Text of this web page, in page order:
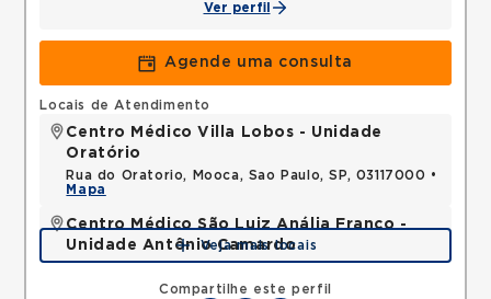
Ver perfil
Agende uma consulta
Compartilhe este perfil
Locais de Atendimento
Centro Médico Villa Lobos - Unidade
Oratório
Rua do Oratorio, Mooca, Sao Paulo, SP, 03117000 •
Mapa
Centro Médico São Luiz Anália Franco -
Unidade Antônio Camardo
Rua Antonio Camardo, Tatuape, Sao Paulo, SP,
Mapa
Veja mais locais